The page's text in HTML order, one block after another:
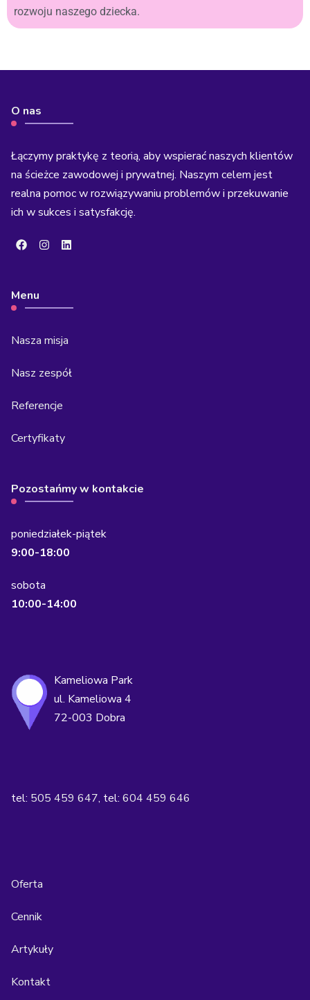
rozwoju naszego dziecka.
O nas
Łączymy praktykę z teorią, aby wspierać naszych klientów
na ścieżce zawodowej i prywatnej. Naszym celem jest
realna pomoc w rozwiązywaniu problemów i przekuwanie
ich w sukces i satysfakcję.
Menu
Nasza misja
Nasz zespół
Referencje
Certyfikaty
Pozostańmy w kontakcie
poniedziałek-piątek
9:00-18:00
sobota
10:00-14:00
Kameliowa Park
ul. Kameliowa 4
72-003 Dobra
tel: 505 459 647, tel: 604 459 646
Oferta
Cennik
Artykuły
Kontakt